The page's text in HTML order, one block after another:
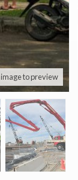
to preview